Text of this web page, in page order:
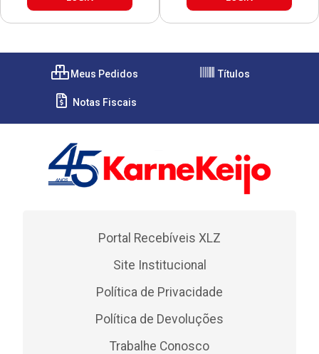
Meus Pedidos Títulos
Notas Fiscais
Portal Recebíveis XLZ
Site Institucional
Política de Privacidade
Política de Devoluções
Trabalhe Conosco